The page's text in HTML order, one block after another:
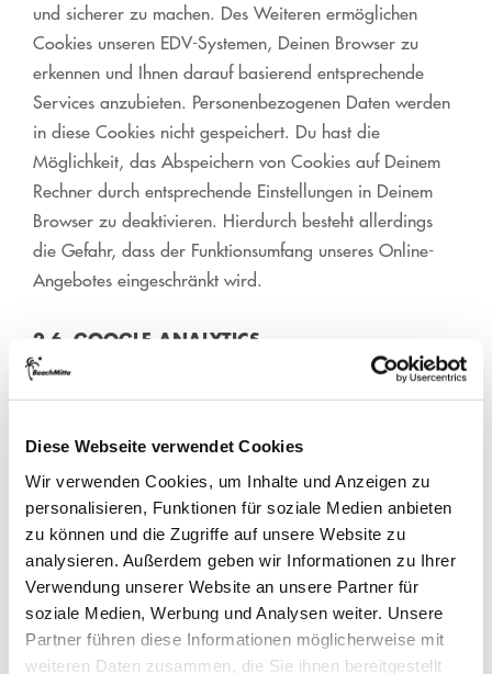
Diese Webseite verwendet Cookies
Wir verwenden Cookies, um Inhalte und Anzeigen zu
personalisieren, Funktionen für soziale Medien anbieten
zu können und die Zugriffe auf unsere Website zu
analysieren. Außerdem geben wir Informationen zu Ihrer
Verwendung unserer Website an unsere Partner für
soziale Medien, Werbung und Analysen weiter. Unsere
Partner führen diese Informationen möglicherweise mit
weiteren Daten zusammen, die Sie ihnen bereitgestellt
und sicherer zu machen. Des Weiteren ermöglichen
Cookies unseren EDV-Systemen, Deinen Browser zu
erkennen und Ihnen darauf basierend entsprechende
Services anzubieten. Personenbezogenen Daten werden
in diese Cookies nicht gespeichert. Du hast die
Möglichkeit, das Abspeichern von Cookies auf Deinem
Rechner durch entsprechende Einstellungen in Deinem
Browser zu deaktivieren. Hierdurch besteht allerdings
die Gefahr, dass der Funktionsumfang unseres Online-
Angebotes eingeschränkt wird.
2.6. GOOGLE-ANALYTICS
Diese Website benutzt Google Analytics, einen
Analytics verwendet ebenfalls „Cookies“. Die durch den
Cookie erzeugten Informationen über Deine Benutzung
dieser Website werden in der Regel an einen Server von
Google in den USA übertragen und dort gespeichert. Im
Falle der Aktivierung der IP-Anonymisierung auf dieser
Webseite wird Deine IP-Adresse von Google jedoch
innerhalb von Mitgliedstaaten der Europäischen Union
oder in anderen Vertragsstaaten des Abkommens über